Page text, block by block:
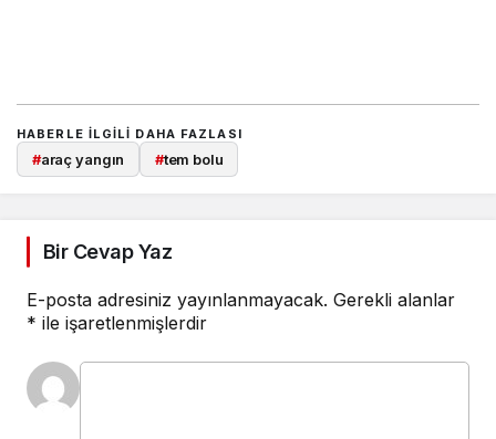
HABERLE ILGILI DAHA FAZLASI
#araç yangın #tem bolu
Bir Cevap Yaz
E-posta adresiniz yayınlanmayacak. Gerekli alanlar
* ile işaretlenmişlerdir